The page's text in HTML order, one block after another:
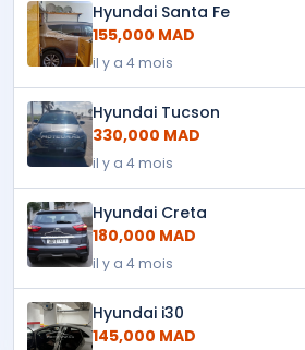
Hyundai Santa Fe
155,000 MAD
il y a 4 mois
Hyundai Tucson
330,000 MAD
il y a 4 mois
Hyundai Creta
180,000 MAD
il y a 4 mois
Hyundai i30
145,000 MAD